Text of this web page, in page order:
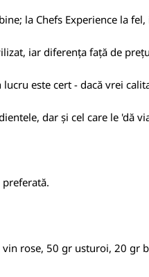
la Chefs Experience la
iar diferența față de
este cert - dacă vrei
dar și cel care le 'dă
preferată.
rose, 50 gr usturoi, 20